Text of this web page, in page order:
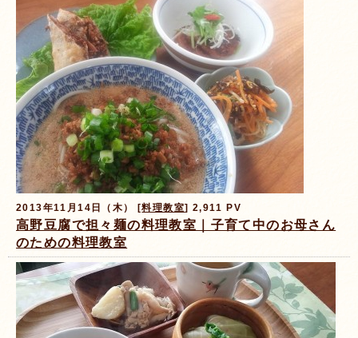
2013年11月14日（木） [料理教室] 2,911 PV
高野豆腐で担々麺の料理教室｜子育て中のお母さん
のための料理教室